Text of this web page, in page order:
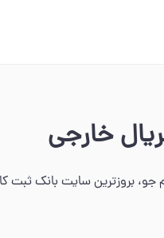
خارجی
بروزترین سایت بانک ثبت